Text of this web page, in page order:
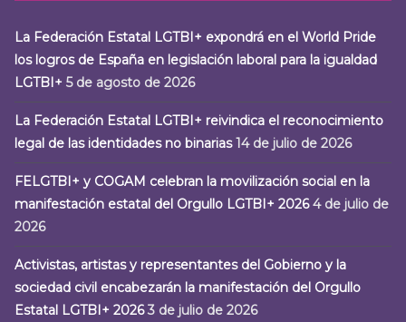
La Federación Estatal LGTBI+ expondrá en el World Pride
los logros de España en legislación laboral para la igualdad
LGTBI+ 5 de agosto de 2026
La Federación Estatal LGTBI+ reivindica el reconocimiento
legal de las identidades no binarias 14 de julio de 2026
FELGTBI+ y COGAM celebran la movilización social en la
manifestación estatal del Orgullo LGTBI+ 2026 4 de julio de
2026
Activistas, artistas y representantes del Gobierno y la
sociedad civil encabezarán la manifestación del Orgullo
Estatal LGTBI+ 2026 3 de julio de 2026